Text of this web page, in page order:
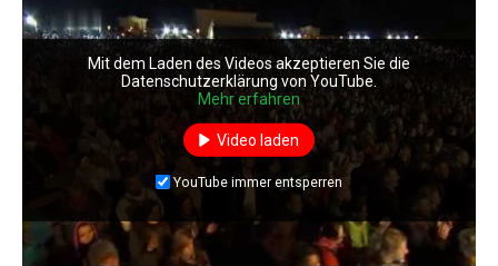
Mit dem Laden des Videos akzeptieren Sie die
Datenschutzerklärung von YouTube.
Mehr erfahren
Video laden
YouTube immer entsperren